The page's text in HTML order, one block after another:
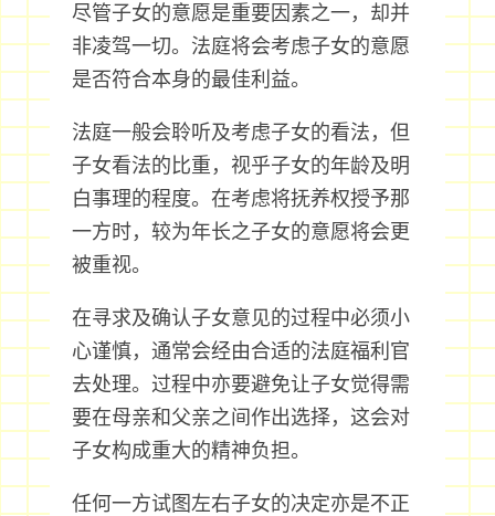
尽管子女的意愿是重要因素之一，却并
非凌驾一切。法庭将会考虑子女的意愿
是否符合本身的最佳利益。
法庭一般会聆听及考虑子女的看法，但
子女看法的比重，视乎子女的年龄及明
白事理的程度。在考虑将抚养权授予那
一方时，较为年长之子女的意愿将会更
被重视。
在寻求及确认子女意见的过程中必须小
心谨慎，通常会经由合适的法庭福利官
去处理。过程中亦要避免让子女觉得需
要在母亲和父亲之间作出选择，这会对
子女构成重大的精神负担。
任何一方试图左右子女的决定亦是不正